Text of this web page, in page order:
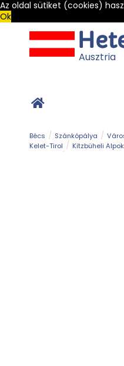
Az oldal sütiket (cookies)
Ok
Ausztria
Bécs Szánkópálya
Kelet-Tirol
Kitzbüheli Alpok